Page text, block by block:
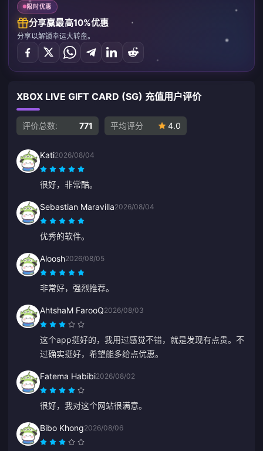
限时优惠
分享赢最高10%优惠
分享以解锁幸运大转盘。
XBOX LIVE GIFT CARD (SG) 充值用户评价
评价总数: 771 平均评分 4.0
Kati2026/08/04
很好，非常酷。
Sebastian Maravilla2026/08/04
优秀的软件。
Aloosh2026/08/05
非常好，强烈推荐。
AhtshaM FarooQ2026/08/03
这个app挺好的，我用过感觉不错，就是发现有点贵。不
过确实挺好，希望能多给点优惠。
Fatema Habibi2026/08/02
很好，我对这个网站很满意。
Bibo Khong2026/08/06